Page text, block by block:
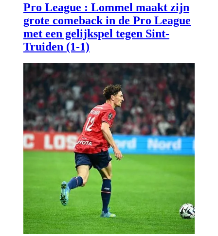
Pro League : Lommel maakt zijn
grote comeback in de Pro League
met een gelijkspel tegen Sint-
Truiden (1-1)